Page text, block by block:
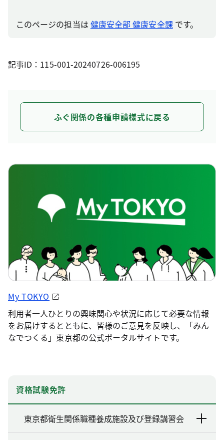
このページの担当は 健康安全部 健康安全課です。
記事ID：115-001-20240726-006195
ふぐ関係の各種申請様式に戻る
My TOKYO
利用者一人ひとりの興味関心や状況に応じて必要な情報
をお届けするとともに、皆様のご意見を反映し、「みん
なでつくる」東京都の公式ポータルサイトです。
資格試験免許
東京都衛生関係職種養成施設及び登録講習会